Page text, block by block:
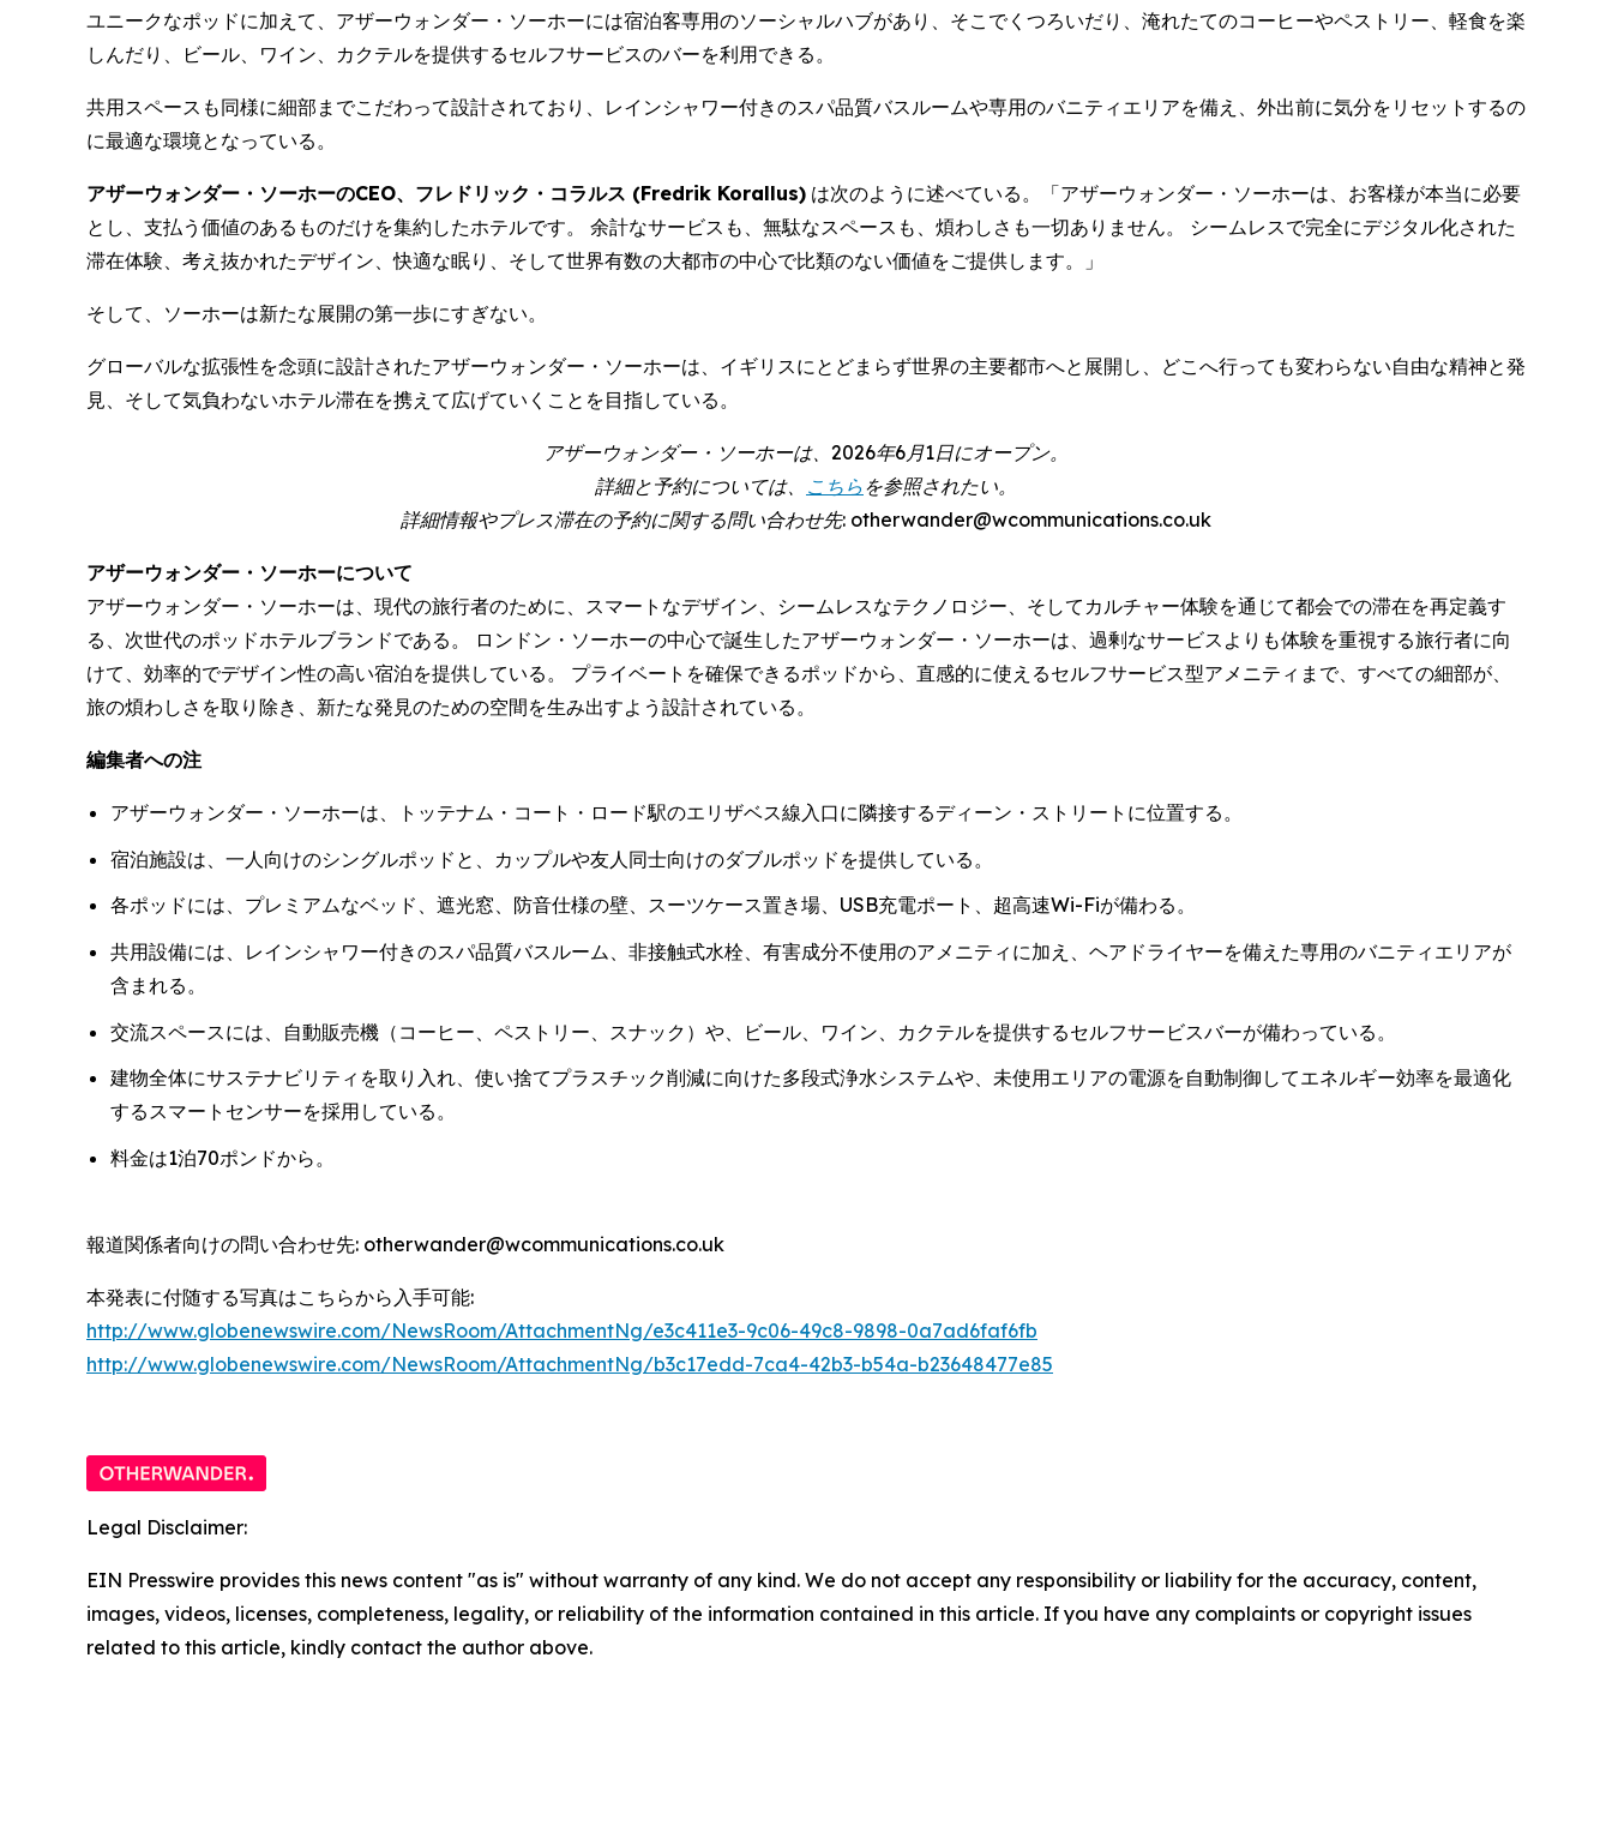
ユニークなポッドに加えて、アザーウォンダー・ソーホーには宿泊客専用のソーシャルハブがあり、そこでくつろいだり、淹れたてのコーヒーやペストリー、軽食を楽
しんだり、ビール、ワイン、カクテルを提供するセルフサービスのバーを利用できる。
共用スペースも同様に細部までこだわって設計されており、レインシャワー付きのスパ品質バスルームや専用のバニティエリアを備え、外出前に気分をリセットするの
に最適な環境となっている。
アザーウォンダー・ソーホーのCEO、フレドリック・コラルス (Fredrik Korallus) は次のように述べている。「アザーウォンダー・ソーホーは、お客様が本当に必要
とし、支払う価値のあるものだけを集約したホテルです。 余計なサービスも、無駄なスペースも、煩わしさも一切ありません。 シームレスで完全にデジタル化された
滞在体験、考え抜かれたデザイン、快適な眠り、そして世界有数の大都市の中心で比類のない価値をご提供します。」
そして、ソーホーは新たな展開の第一歩にすぎない。
グローバルな拡張性を念頭に設計されたアザーウォンダー・ソーホーは、イギリスにとどまらず世界の主要都市へと展開し、どこへ行っても変わらない自由な精神と発
見、そして気負わないホテル滞在を携えて広げていくことを目指している。
アザーウォンダー・ソーホーは、2026年6月1日にオープン。
詳細と予約については、 こちら を参照されたい。
詳細情報やプレス滞在の予約に関する問い合わせ先: otherwander@wcommunications.co.uk
アザーウォンダー・ソーホーについて
アザーウォンダー・ソーホーは、現代の旅行者のために、スマートなデザイン、シームレスなテクノロジー、そしてカルチャー体験を通じて都会での滞在を再定義す
る、次世代のポッドホテルブランドである。 ロンドン・ソーホーの中心で誕生したアザーウォンダー・ソーホーは、過剰なサービスよりも体験を重視する旅行者に向
けて、効率的でデザイン性の高い宿泊を提供している。 プライベートを確保できるポッドから、直感的に使えるセルフサービス型アメニティまで、すべての細部が、
旅の煩わしさを取り除き、新たな発見のための空間を生み出すよう設計されている。
編集者への注
アザーウォンダー・ソーホーは、トッテナム・コート・ロード駅のエリザベス線入口に隣接するディーン・ストリートに位置する。
宿泊施設は、一人向けのシングルポッドと、カップルや友人同士向けのダブルポッドを提供している。
各ポッドには、プレミアムなベッド、遮光窓、防音仕様の壁、スーツケース置き場、USB充電ポート、超高速Wi-Fiが備わる。
共用設備には、レインシャワー付きのスパ品質バスルーム、非接触式水栓、有害成分不使用のアメニティに加え、ヘアドライヤーを備えた専用のバニティエリアが
含まれる。
交流スペースには、自動販売機（コーヒー、ペストリー、スナック）や、ビール、ワイン、カクテルを提供するセルフサービスバーが備わっている。
建物全体にサステナビリティを取り入れ、使い捨てプラスチック削減に向けた多段式浄水システムや、未使用エリアの電源を自動制御してエネルギー効率を最適化
するスマートセンサーを採用している。
料金は1泊70ポンドから。
報道関係者向けの問い合わせ先: otherwander@wcommunications.co.uk
本発表に付随する写真はこちらから入手可能:
http://www.globenewswire.com/NewsRoom/AttachmentNg/e3c411e3-9c06-49c8-9898-0a7ad6faf6fb
http://www.globenewswire.com/NewsRoom/AttachmentNg/b3c17edd-7ca4-42b3-b54a-b23648477e85
Legal Disclaimer:
EIN Presswire provides this news content "as is" without warranty of any kind. We do not accept any responsibility or liability for the accuracy, content,
images, videos, licenses, completeness, legality, or reliability of the information contained in this article. If you have any complaints or copyright issues
related to this article, kindly contact the author above.